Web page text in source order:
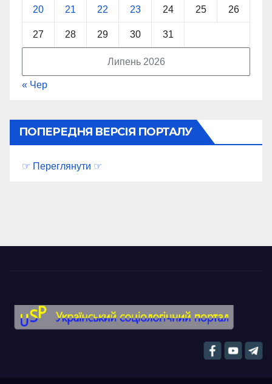
Липень 2026
20 21 22 23 24 25 26
27 28 29 30 31
« Чер
ПОПЕРЕДНЯ ВЕРСІЯ ПОРТАЛУ
☞ Переглянути ☞